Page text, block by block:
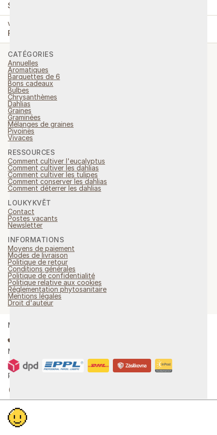
St-Pá:
VYZVEDNUTÍ OBJEDNÁVEK
Po-Pá:
CATÉGORIES
Annuelles
Aromatiques
Barquettes de 6
Bons cadeaux
Bulbes
Chrysanthèmes
Dahlias
Graines
Graminées
Mélanges de graines
Pivoines
Vivaces
RESSOURCES
Comment cultiver l'eucalyptus
Comment cultiver les dahlias
Comment cultiver les tulipes
Comment conserver les dahlias
Comment déterrer les dahlias
LOUKYKVĚT
Contact
Postes vacants
Newsletter
INFORMATIONS
Moyens de paiement
Modes de livraison
Politique de retour
Conditions générales
Politique de confidentialité
Politique relative aux cookies
Réglementation phytosanitaire
Mentions légales
Droit d'auteur
MOYENS DE PAIEMENT
MODES DE LIVRAISON
RÉSEAUX SOCIAUX
NEWSLETTER
Abonnez-vous à notre newsletter pour rester informé de toutes les